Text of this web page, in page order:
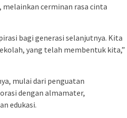
melainkan cerminan rasa cinta
bagi generasi selanjutnya. Kita
yang telah membentuk kita,”
mulai dari penguatan
dengan almamater,
edukasi.